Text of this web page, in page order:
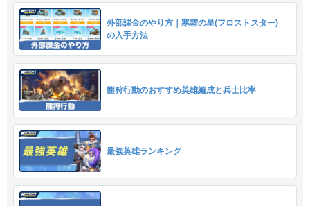
外部課金のやり方｜寒霜の星(フロストスター)
の入手方法
熊狩行動のおすすめ英雄編成と兵士比率
最強英雄ランキング